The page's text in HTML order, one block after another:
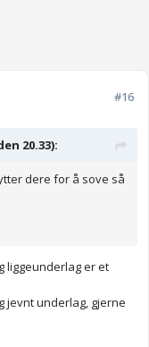
#16
20.33):
dere for å sove så
liggeunderlag er et
jevnt underlag, gjerne